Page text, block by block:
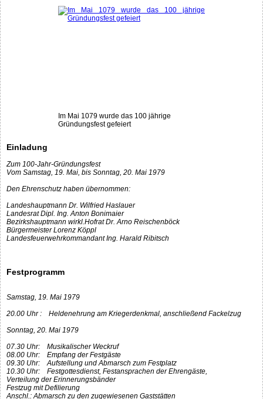
Im Mai 1079 wurde das 100 jährige
Gründungsfest gefeiert
Einladung
Zum 100-Jahr-Gründungsfest
Vom Samstag, 19. Mai, bis Sonntag, 20. Mai 1979
Den Ehrenschutz haben übernommen:
Landeshauptmann Dr. Wilfried Haslauer
Landesrat Dipl. Ing. Anton Bonimaier
Bezirkshauptmann wirkl.Hofrat Dr. Arno Reischenböck
Bürgermeister Lorenz Köppl
Landesfeuerwehrkommandant Ing. Harald Ribitsch
Festprogramm
Samstag, 19. Mai 1979
20.00 Uhr : Heldenehrung am Kriegerdenkmal, anschließend Fackelzug
Sonntag, 20. Mai 1979
07.30 Uhr: Musikalischer Weckruf
08.00 Uhr: Empfang der Festgäste
09.30 Uhr: Aufstellung und Abmarsch zum Festplatz
10.30 Uhr: Festgottesdienst, Festansprachen der Ehrengäste,
Verteilung der Erinnerungsbänder
Festzug mit Defilierung
Anschl.: Abmarsch zu den zugewiesenen Gaststätten